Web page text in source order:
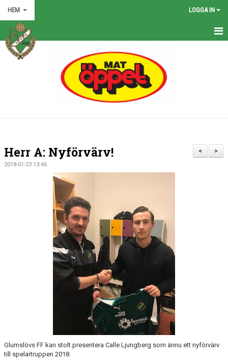
HEM LOGGA IN
HEM
KALENDER
>
<
Herr A: Nyförvärv!
2018-01-23 13:46
Glumslövs FF kan stolt presentera Calle Ljungberg som ännu ett nyförvärv
till spelartruppen 2018.